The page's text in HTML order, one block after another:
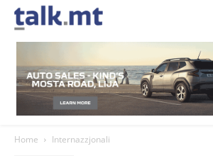
Home Internazzjonali